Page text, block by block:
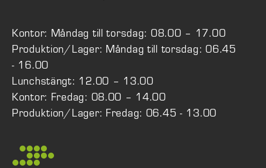
Kontor: Måndag till torsdag: 08.00 – 17.00
Produktion/Lager: Måndag till torsdag: 06.45
- 16.00
Lunchstängt: 12.00 – 13.00
Kontor: Fredag: 08.00 – 14.00
Produktion/Lager: Fredag: 06.45 - 13.00